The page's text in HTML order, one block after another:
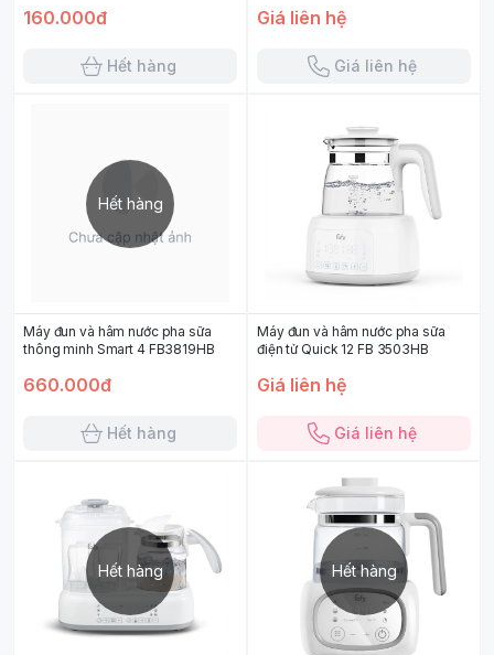
160.000đ
Hết hàng
Giá liên hệ
Giá liên hệ
Hết hàng
Máy đun và hâm nước pha sữa
thông minh Smart 4 FB3819HB
660.000đ
Hết hàng
Máy đun và hâm nước pha sữa
điện tử Quick 12 FB 3503HB
Giá liên hệ
Giá liên hệ
Hết hàng Hết hàng